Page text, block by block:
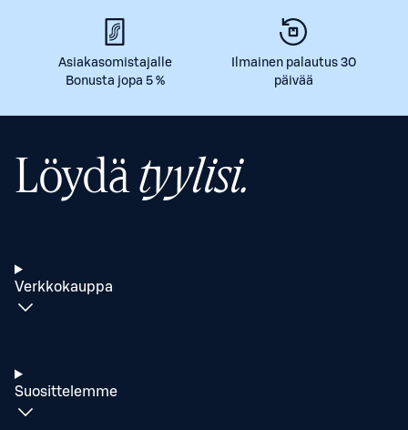
Asiakasomistajalle
Bonusta jopa 5 %
Ilmainen palautus 30
päivää
Löydätyylisi.
Verkkokauppa
Suosittelemme